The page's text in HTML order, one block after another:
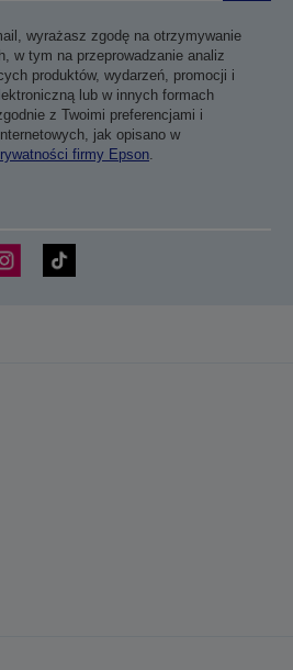
wyrażasz zgodę na otrzymywanie
w tym na przeprowadzanie analiz
produktów, wydarzeń, promocji i
lub w innych formach
z Twoimi preferencjami i
jak opisano w
firmy Epson.